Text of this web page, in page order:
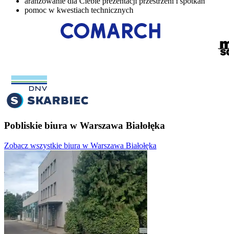
pomoc w kwestiach technicznych
Pobliskie biura w Warszawa Białołęka
Zobacz wszystkie biura w Warszawa Białołęka